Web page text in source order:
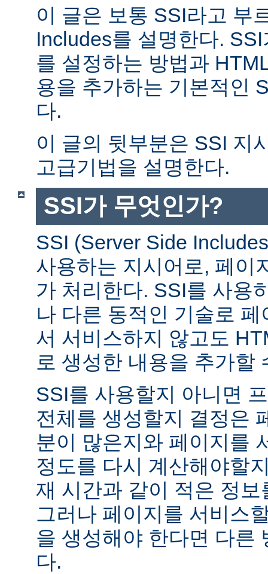
이 글은 보통 SSI라고 부
Includes를 설명한다.
를 설정하는 방법과
용을 추가하는 기본적인
다.
이 글의 뒷부분은 SSI 지
고급기법을 설명한다.
SSI가 무엇인가?
SSI (Server Side
사용하는 지시어로, 페이
가 처리한다. SSI를 사용
나 다른 동적인 기술로
서 서비스하지 않고도
로 생성한 내용을 추가할
SSI를 사용할지 아니면
전체를 생성할지 결정은
분이 많은지와 페이지를
정도를 다시 계산해야할
재 시간과 같이 적은 정
그러나 페이지를 서비스
을 생성해야 한다면 다른
다.